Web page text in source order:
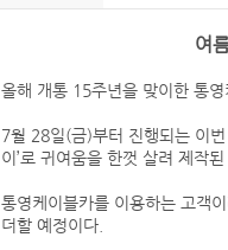
여
올해 개통 15주년을 맞이한 통
7월 28일(금)부터 진행되는 이
이’로 귀여움을 한껏 살려 제작
통영케이블카를 이용하는 고객
더할 예정이다.